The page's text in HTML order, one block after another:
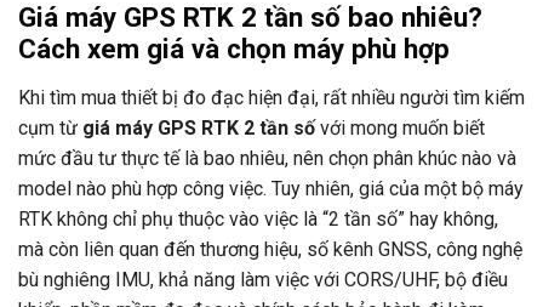
Giá máy GPS RTK 2 tần số bao nhiêu?
Cách xem giá và chọn máy phù hợp
Khi tìm mua thiết bị đo đạc hiện đại, rất nhiều người tìm kiếm
cụm từ giá máy GPS RTK 2 tần sốvới mong muốn biết
mức đầu tư thực tế là bao nhiêu, nên chọn phân khúc nào và
model nào phù hợp công việc. Tuy nhiên, giá của một bộ máy
RTK không chỉ phụ thuộc vào việc là “2 tần số” hay không,
mà còn liên quan đến thương hiệu, số kênh GNSS, công nghệ
bù nghiêng IMU, khả năng làm việc với CORS/UHF, bộ điều